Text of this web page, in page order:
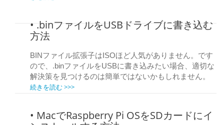
• .binファイルをUSBドライブに書き込む
方法
BINファイル拡張子はISOほど人気がありません。です
ので、.binファイルをUSBに書き込みたい場合、適切な
解決策を見つけるのは簡単ではないかもしれません。
続きを読む >>>
• MacでRaspberry Pi OSをSDカードにイ